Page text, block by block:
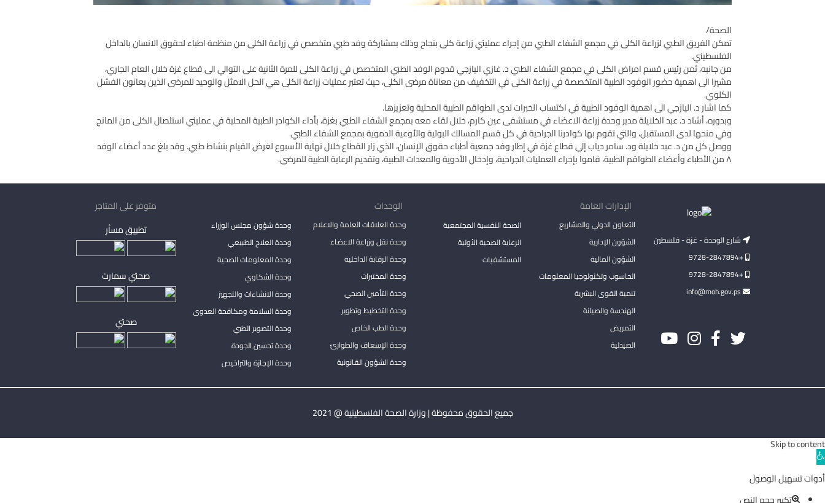
الصحة/
تمكن الفريق الطبي لزراعة الكلى في مجمع الشفاء الطبي من إجراء عمليتي زراعة كلى بنجاح وذلك بمشاركة وفد طبي متخصص في زراعة الكلى من منظمة اطباء لحقوق الانسان بالداخل
الفلسطيني.
من جانبه، ثمن رئيس قسم امراض الكلى في مجمع الشفاء الطبي د. غازي اليازجي قدوم الوفد الطبي المتخصص في زراعة الكلى للمرة الثانية على التوالي الى قطاع غزة خلال العام الجاري،
مشيرا الى اهمية حضور الوفود الطبية المتخصصة في زراعة الكلى في التخفيف من معاناة مرضى الكلى، حيث تعتبر عمليات زراعة الكلى هي الحل الامثل والوحيد للمرضى الذين يعانون الفشل
الكلوي.
كما اشار د. اليازجي الى اهمية الوفود الطبية في اكتساب الخبرات لدى الطواقم الطبية المحلية وتعزيزها.
وبدوره، أشاد د. عبد الخلايلة مدير وحدة زراعة الاعضاء في مستشفى عين كارم، خلال لقاء معه بمجمع الشفاء الطبي بغزة، بأداء الكوادر الطبية المحلية في عمليتي استئصال الكلى من المانح
وفي منحها لدى المستقبل، والتي تقوم بها كوادرنا الجراحية في كل قسم المسالك البولية والأوعية الدموية بمجمع الشفاء الطبي.
ووصل كل من د. عبد خلايلة ود. سامر دياب إلى قطاع غزة في إطار وفد جمعية أطباء حقوق الإنسان، الذي زار القطاع خلال نهاية الأسبوع لغرض القيام بنشاط طبي. وقد بلغ عدد أعضاء الوفد
٨ من الأطباء وأعضاء الطواقم الطبية، قاموا بإجراء العمليات الجراحية، وإدخال الأدوية والمعدات الطبية، وتقديم الرعاية الطبية للمرضى.
شارع الوحدة - غزة - فلسطين
+9728-2847894
+9728-2847894
الإدارات العامة
التعاون الدولي والمشاريع
الشؤون الإدارية
الشؤون المالية
الحاسوب وتكنولوجيا المعلومات
تنمية القوى البشرية
الهندسة والصيانة
التمريض
الصيدلية
الصحة النفسية المجتمعية
الرعاية الصحية الأولية
المستشفيات
الوحدات
وحدة العلاقات العامة والاعلام
وحدة نقل وزراعة الاعضاء
وحدة الرقابة الداخلية
وحدة المختبرات
وحدة التأمين الصحي
وحدة التخطيط وتطوير
وحدة الطب الخاص
وحدة الإسعاف والطوارئ
وحدة الشؤون القانونية
وحدة شؤون مجلس الوزراء
وحدة العلاج الطبيعي
وحدة المعلومات الصحية
وحدة الشكاوي
وحدة الانشاءات والتجهيز
وحدة السلامة ومكافحة العدوى
وحدة التصوير الطبي
وحدة تحسين الجودة
وحدة الإجازة والتراخيص
متوفر على المتاجر
تطبيق مساْر
صحتي سمارت
صحتي
جميع الحقوق محفوظة | وزارة الصحة الفلسطينية @ 2021
Skip to content
Open
toolbar
أدوات تسهيل الوصول